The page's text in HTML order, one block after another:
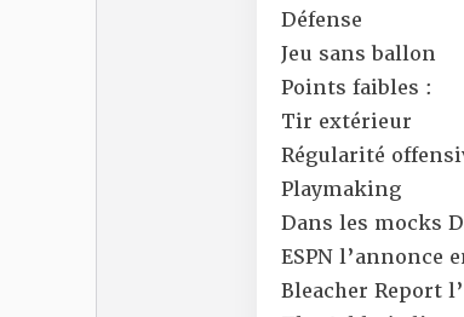
Défense
Jeu sans ballon
Points faibles :
Tir extérieur
Régularité
Playmaking
Dans les mocks
ESPN l’annonce
Bleacher Report